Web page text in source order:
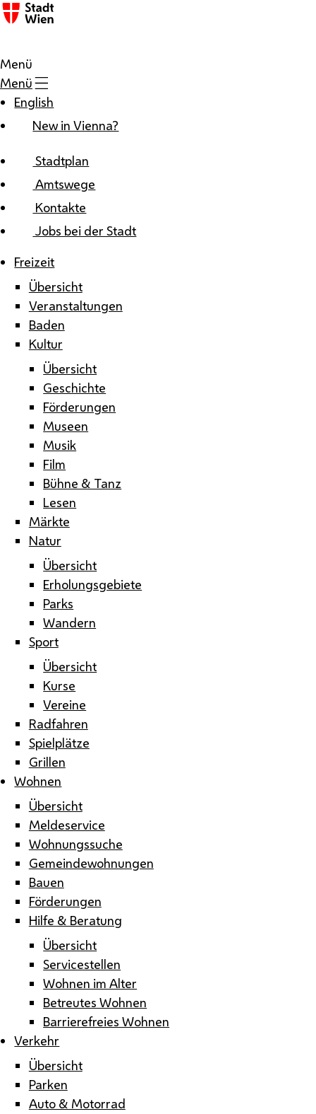
Zum Inhalt
Menü
Menü
English
New in Vienna?
Stadtplan
Amtswege
Kontakte
Jobs bei der Stadt
Freizeit
Übersicht
Veranstaltungen
Baden
Kultur
Übersicht
Geschichte
Förderungen
Museen
Musik
Film
Bühne & Tanz
Lesen
Märkte
Natur
Übersicht
Erholungsgebiete
Parks
Wandern
Sport
Übersicht
Kurse
Vereine
Radfahren
Spielplätze
Grillen
Wohnen
Übersicht
Meldeservice
Wohnungssuche
Gemeindewohnungen
Bauen
Förderungen
Hilfe & Beratung
Übersicht
Servicestellen
Wohnen im Alter
Betreutes Wohnen
Barrierefreies Wohnen
Verkehr
Übersicht
Parken
Auto & Motorrad